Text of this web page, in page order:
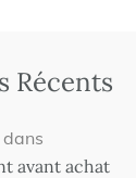
Récents
dans
avant achat